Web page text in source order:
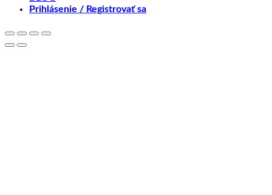
Prihlásenie / Registrovať sa